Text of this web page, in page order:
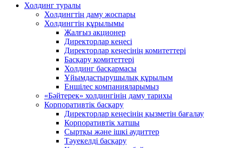
Холдинг туралы
Холдингтің даму жоспары
Холдингтің құрылымы
Жалғыз акционер
Директорлар кеңесі
Директорлар кеңесінің комитеттері
Басқару комитеттері
Холдинг басқармасы
Ұйымдастырушылық құрылым
Еншілес компанияларымыз
«Бәйтерек» холдингінің даму тарихы
Корпоративтік басқару
Директорлар кеңесінің қызметін бағалау
Корпоративтік хатшы
Сыртқы және ішкі аудиттер
Тәуекелді басқару